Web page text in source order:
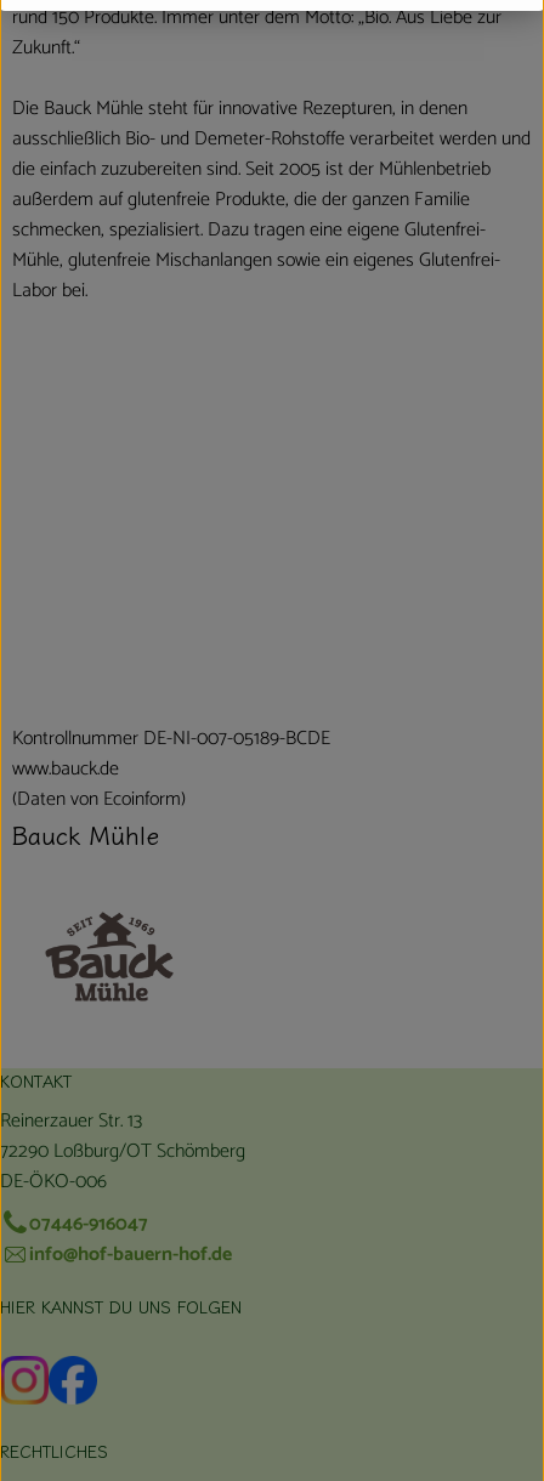
rund 150 Produkte. Immer unter dem Motto: „Bio. Aus Liebe zur
Zukunft.“
Die Bauck Mühle steht für innovative Rezepturen, in denen
ausschließlich Bio- und Demeter-Rohstoffe verarbeitet werden und
die einfach zuzubereiten sind. Seit 2005 ist der Mühlenbetrieb
außerdem auf glutenfreie Produkte, die der ganzen Familie
schmecken, spezialisiert. Dazu tragen eine eigene Glutenfrei-
Mühle, glutenfreie Mischanlangen sowie ein eigenes Glutenfrei-
Labor bei.
Kontrollnummer DE-NI-007-05189-BCDE
www.bauck.de
(Daten von Ecoinform)
Bauck Mühle
KONTAKT
Reinerzauer Str. 13
72290 Loßburg/OT Schömberg
DE-ÖKO-006
07446-916047
info@hof-bauern-hof.de
HIER KANNST DU UNS FOLGEN
Externer Link zu https://www.instagram.com/hofbauernhof/
Externer Link zu https://www.facebook.com/
RECHTLICHES